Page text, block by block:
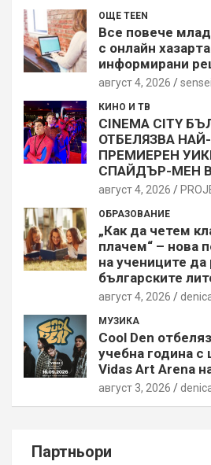
ОЩЕ TEEN
Все повече
с онлайн
информирани
август 4, 2026 sensei
КИНО И ТВ
CINEMA CITY
ОТБЕЛЯЗВА
ПРЕМИЕРЕН
СПАЙДЪР-МЕН
август 4, 2026
ОБРАЗОВАНИЕ
„Как да четем
плачем“ – нова
на учениците да
българските
август 4, 2026
МУЗИКА
Cool Den
учебна година
Vidas Art Arena
август 3, 2026
Партньори